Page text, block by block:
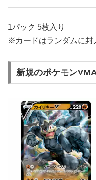
1パック 5枚入り
※カードはランダムに封
新規のポケモン